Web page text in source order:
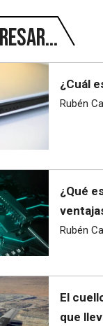
¿Cuál
Rubén
¿Qué
Rubén
El
que